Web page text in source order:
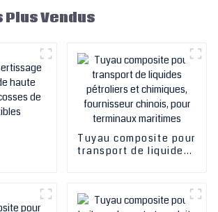
Plus Vendus
Tuyau composite pour
transport de liquides
pour terminaux